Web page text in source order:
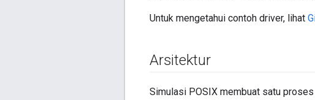
Untuk mengetahui contoh driver, lihat
Arsitektur
Simulasi POSIX membuat satu